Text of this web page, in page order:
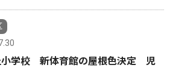
小学校 新体育館の屋根色決定 児